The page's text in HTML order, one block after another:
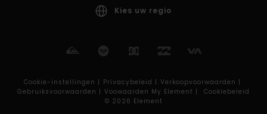
Kies uw regio
Cookie-instellingen | Privacybeleid | Verkoopvoorwaarden |
Gebruiksvoorwaarden | Voowaarden My Element |
Cookiebeleid
© 2026 Element